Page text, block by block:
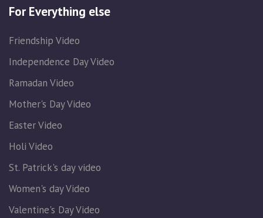
For Everything else
Friendship Video
Independence Day Video
Ramadan Video
Mother's Day Video
Easter Video
Holi Video
St. Patrick's day video
Women's day Video
Valentine's Day Video